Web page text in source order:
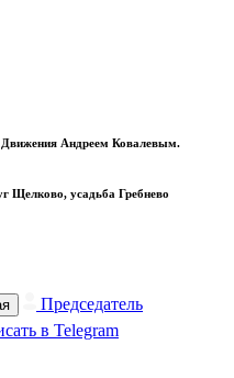
Движения Андреем Ковалевым.
Щелково, усадьба Гребнево
Председатель
в Telegram